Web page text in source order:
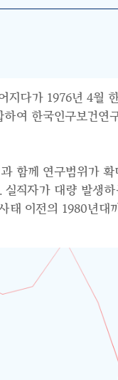
다가 1976년 4월
여 한국인구보건
함께 연구범위가
직자가 대량 발생
이전의 1980년